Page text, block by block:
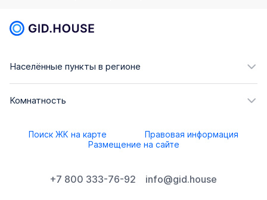
Населённые пункты в регионе
Комнатность
Поиск ЖК на карте
Правовая информация
Размещение на сайте
+7 800 333-76-92 info@gid.house